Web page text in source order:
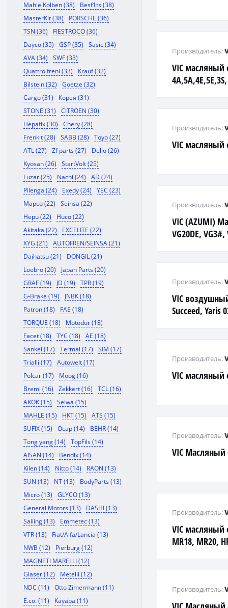
Mahle Kolben (38)
Besf1ts (38)
MasterKit (38)
PORSCHE (36)
TSN (36)
FIESTROCO (36)
Dayco (35)
GSP (35)
Sasic (34)
AVA (34)
SWF (33)
Quattro freni (33)
Krauf (32)
Bilstein (32)
Goetze (32)
Cargo (31)
Корея (31)
STONE (31)
CITROEN (30)
Hepafix (30)
Chery (28)
Frenkit (28)
SABB (28)
Toyo (27)
ATL (27)
Zf parts (27)
Dello (26)
Kyosan (26)
StartVolt (25)
Luzar (25)
Nachi (24)
AD (24)
Pilenga (24)
Exedy (24)
YEC (23)
Mapco (22)
Seinsa (22)
Hepu (22)
Huco (22)
Akitaka (22)
EXCELITE (22)
XYG (21)
AUTOFREN/SEINSA (21)
Daihatsu (21)
DONGIL (21)
Loebro (20)
Japan Parts (20)
GRAF (19)
JD (19)
TPR (19)
G-Brake (19)
JNBK (18)
Patron (18)
FAE (18)
TORQUE (18)
Motodor (18)
Facet (18)
TYC (18)
AE (18)
Sankei (17)
Termal (17)
SIM (17)
Trialli (17)
Autowelt (17)
Polcar (17)
Moog (16)
Bremi (16)
Zekkert (16)
TCL (16)
AKOK (15)
Seiwa (15)
MAHLE (15)
HKT (15)
ATS (15)
SUFIX (15)
Ocap (14)
BEHR (14)
Tong yang (14)
TopFils (14)
AISAN (14)
Bendix (14)
Kilen (14)
Nitto (14)
RAON (13)
SUN (13)
NT (13)
BodyParts (13)
Micro (13)
GLYCO (13)
General Motors (13)
DASHI (13)
Sailing (13)
Emmetec (13)
VTR (13)
Fiat/Alfa/Lancia (13)
NWB (12)
Pierburg (12)
MAGNETI MARELLI (12)
Glaser (12)
Metelli (12)
NDC (11)
Otto Zimermann (11)
E.co. (11)
Kayaba (11)
VIC масляный
Производитель:
VIC масляный
Производитель:
VIC (AZUMI)
VG20DE,
Производитель:
VIC
Succeed, Yaris
Производитель:
VIC масляный
Производитель:
VIC
Производитель:
VIC масляный
MR18, MR20,
Производитель:
Производитель: